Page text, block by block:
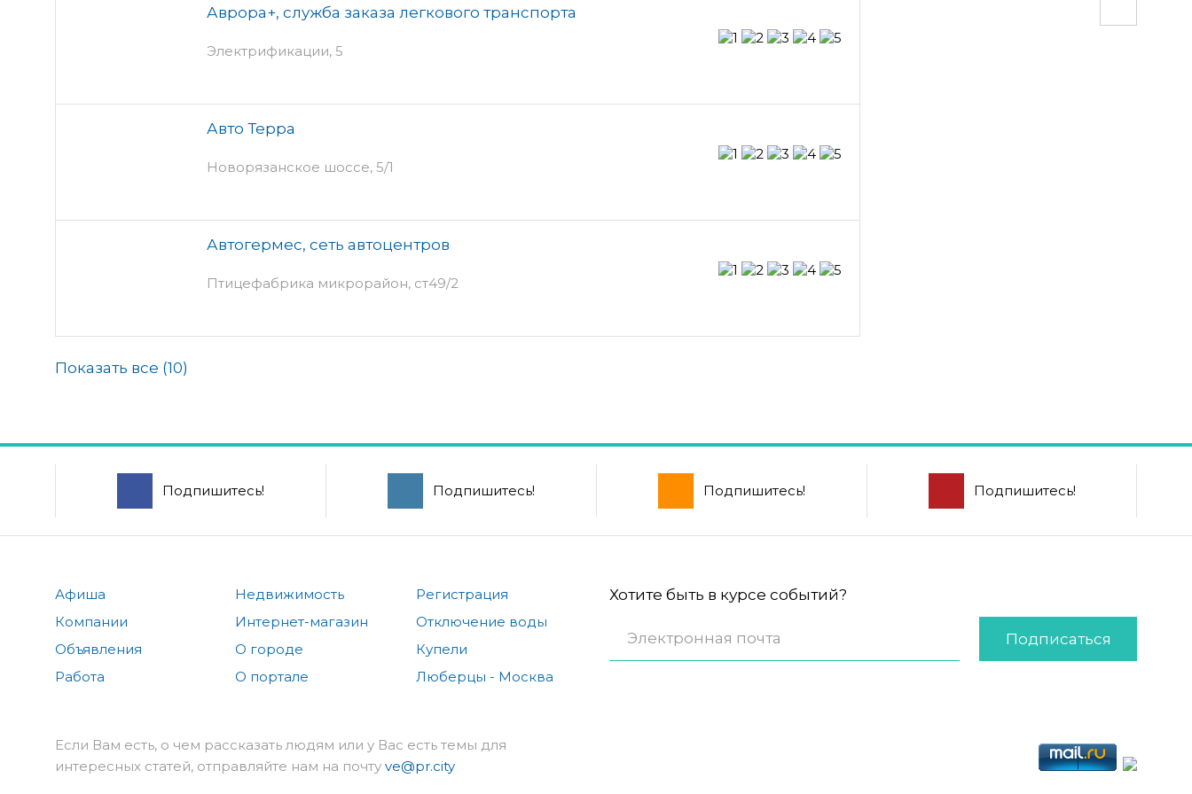
Аврора+, служба заказа легкового транспорта
Электрификации, 5
Авто Терра
Новорязанское шоссе, 5/1
Автогермес, сеть автоцентров
Птицефабрика микрорайон, ст49/2
Показать все (10)
Подпишитесь! Подпишитесь! Подпишитесь! Подпишитесь!
Афиша
Компании
Объявления
Работа
Недвижимость
Интернет-магазин
О городе
О портале
Регистрация
Отключение воды
Купели
Люберцы - Москва
Хотите быть в курсе событий?
Подписаться
Если Вам есть, о чем рассказать людям или у Вас есть темы для
интересных статей, отправляйте нам на почту ve@pr.city